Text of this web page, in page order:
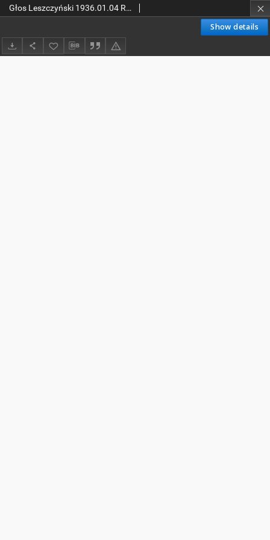
Show details
Głos Leszczyński 1936.01.04 R.17 Nr 3